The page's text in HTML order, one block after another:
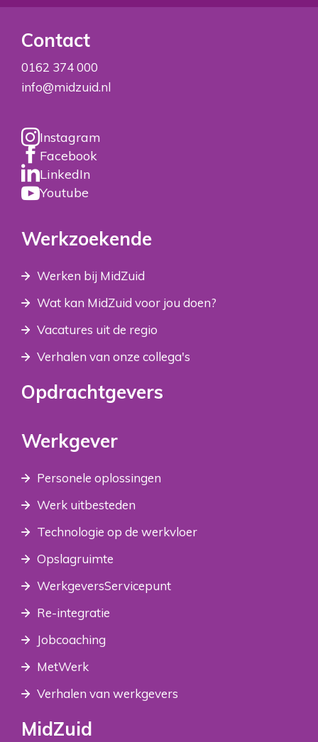
Contact
0162 374 000
info@midzuid.nl
Instagram
Facebook
LinkedIn
Youtube
Werkzoekende
Werken bij MidZuid
Wat kan MidZuid voor jou doen?
Vacatures uit de regio
Verhalen van onze collega's
Opdrachtgevers
Werkgever
Personele oplossingen
Werk uitbesteden
Technologie op de werkvloer
Opslagruimte
WerkgeversServicepunt
Re-integratie
Jobcoaching
MetWerk
Verhalen van werkgevers
MidZuid